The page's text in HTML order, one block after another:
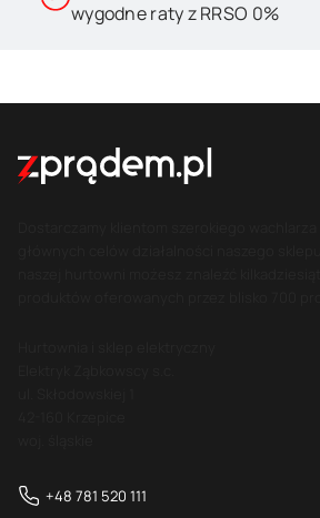
wygodne raty z RRSO 0%
+48 781 520 111